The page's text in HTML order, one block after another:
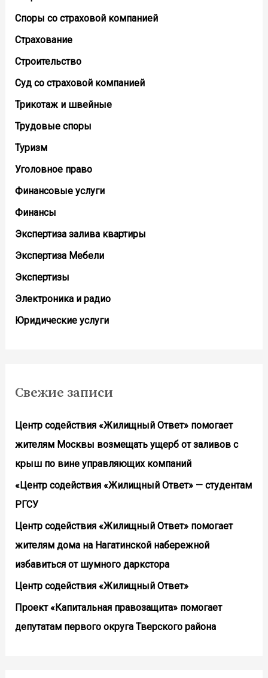
Споры со страховой компанией
Страхование
Строительство
Суд со страховой компанией
Трикотаж и швейные
Трудовые споры
Туризм
Уголовное право
Финансовые услуги
Финансы
Экспертиза залива квартиры
Экспертиза Мебели
Экспертизы
Электроника и радио
Юридические услуги
Свежие записи
Центр содействия «Жилищный Ответ» помогает
жителям Москвы возмещать ущерб от заливов с
крыш по вине управляющих компаний
«Центр содействия «Жилищный Ответ» — студентам
РГСУ
Центр содействия «Жилищный Ответ» помогает
жителям дома на Нагатинской набережной
избавиться от шумного даркстора
Центр содействия «Жилищный Ответ»
Проект «Капитальная правозащита» помогает
депутатам первого округа Тверского района